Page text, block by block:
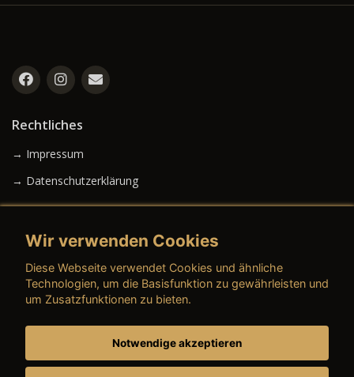
Rechtliches
→ Impressum
→ Datenschutzerklärung
→ AGB (Gebrauchtwagen)
→ AGB (Teile & Zubehör)
Wir verwenden Cookies
Diese Webseite verwendet Cookies und ähnliche
Technologien, um die Basisfunktion zu gewährleisten und
um Zusatzfunktionen zu bieten.
Notwendige akzeptieren